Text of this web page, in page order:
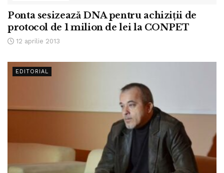
Ponta sesizează DNA pentru achiziţii de
protocol de 1 milion de lei la CONPET
12 aprilie 2013
EDITORIAL